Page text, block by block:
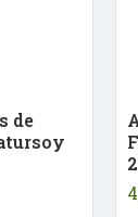
de